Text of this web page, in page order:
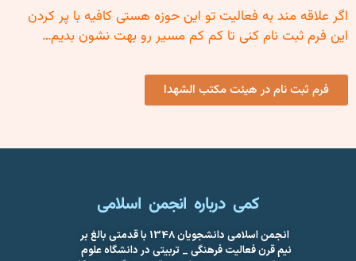
اگر علاقه مند به فعالیت تو این حوزه هستی کافیه با پر کردن
این فرم ثبت نام کنی تا کم کم مسیر رو بهت نشون بدیم…
فرم ثبت نام در هیئت مکتب الشهدا
کمی درباره انجمن اسلامی
انجمن اسلامی دانشجویان 1348 با قدمتی بالغ بر
نیم قرن فعالیت فرهنگی _ تربیتی در دانشگاه علوم